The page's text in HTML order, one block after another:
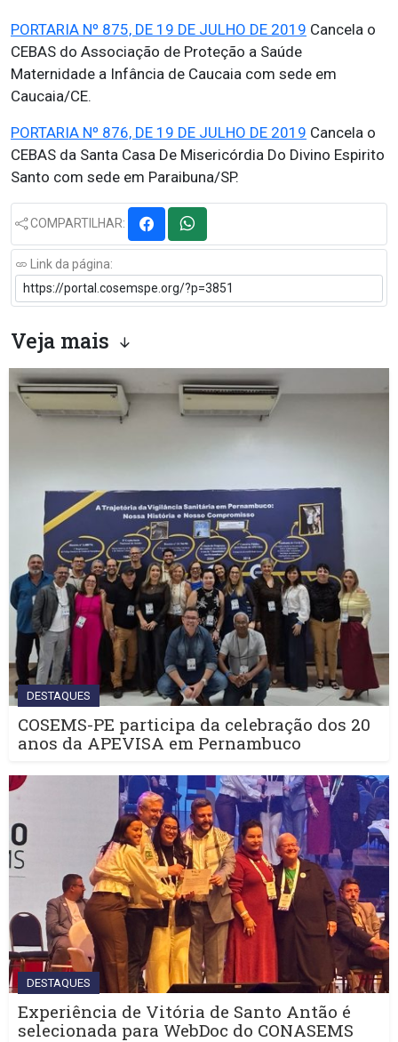
PORTARIA Nº 875, DE 19 DE JULHO DE 2019 Cancela o
CEBAS do Associação de Proteção a Saúde
Maternidade a Infância de Caucaia com sede em
Caucaia/CE.
PORTARIA Nº 876, DE 19 DE JULHO DE 2019 Cancela o
CEBAS da Santa Casa De Misericórdia Do Divino Espirito
Santo com sede em Paraibuna/SP.
COMPARTILHAR:
Link da página:
Veja mais
DESTAQUES
COSEMS-PE participa da celebração dos 20
anos da APEVISA em Pernambuco
DESTAQUES
Experiência de Vitória de Santo Antão é
selecionada para WebDoc do CONASEMS